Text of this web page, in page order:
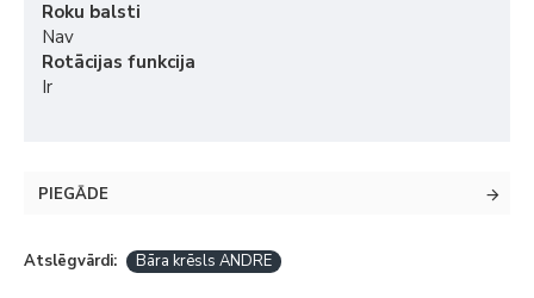
Roku balsti
Nav
Rotācijas funkcija
Ir
PIEGĀDE
Atslēgvārdi: Bāra krēsls ANDRE